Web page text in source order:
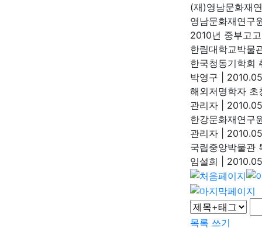
(재)영남문화재
영남문화재연구
2010년 중부고
한림대학교박물
한국청동기학회
박영구
해외저명학자
관리자
한강문화재연구
관리자
국립중앙박물관
임설희
목록 쓰기